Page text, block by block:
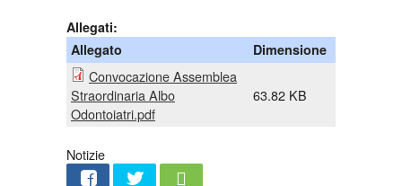
Allegati:
Allegato
Dimensione
Convocazione Assemblea
Straordinaria Albo
Odontoiatri.pdf
63.82 KB
Notizie